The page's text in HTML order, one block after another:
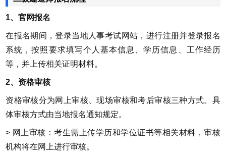
1、官网报名
在报名期间，登录当地人事考试网站，进行注册并登录报名
系统，按照要求填写个人基本信息、学历信息、工作经历
等，并上传相关证明材料。
2、资格审核
资格审核分为网上审核、现场审核和考后审核三种方式。具
体审核方式由当地报名通知规定。
> 网上审核：考生需上传学历和学位证书等相关材料，审核
机构将在网上进行审核。